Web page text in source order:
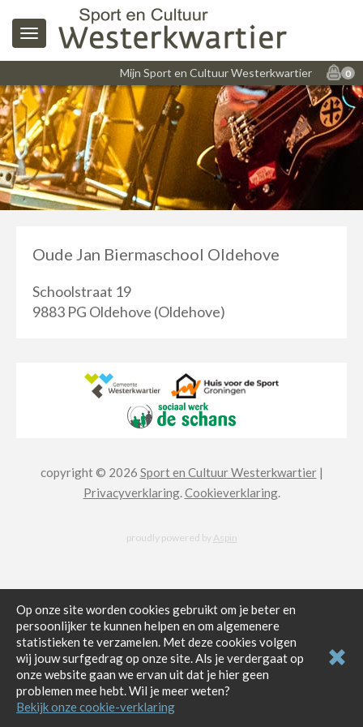
Op onze site worden cookies gebruikt om je beter en
persoonlijker te kunnen helpen en om algemenere
statistieken te verzamelen. Met deze cookies volgen
wij jouw surfgedrag op onze site. Als je verdergaat op
onze website gaan we ervan uit dat je hier geen
problemen mee hebt. Wil je meer weten?
Bekijk onze cookie-verklaring
Mijn Sport en Cultuur Westerkwartier 0
Oude Jan Biermaschool Oldehove
Schoolstraat 19
9883 PG Oldehove (Oldehove)
copyright © 2026 Sport en Cultuur Westerkwartier|
Privacyverklaring.Cookieverklaring.
proudly powered by Aspin